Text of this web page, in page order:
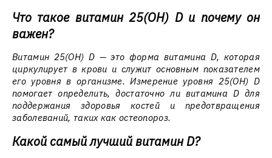
Что такое витамин 25(ОН) D и почему он
важен?
Витамин 25(ОН) D — это форма витамина D, которая
циркулирует в крови и служит основным показателем
его уровня в организме. Измерение уровня 25(ОН) D
помогает определить, достаточно ли витамина D для
поддержания здоровья костей и предотвращения
заболеваний, таких как остеопороз.
Какой самый лучший витамин D?